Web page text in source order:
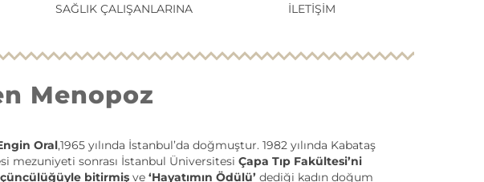
SAĞLIK ÇALIŞANLARINA İLETIŞIM
Menopoz
Oral,1965 yılında İstanbul’da doğmuştur. 1982 yılında Kabataş
mezuniyeti sonrası İstanbul Üniversitesi Çapa Tıp Fakültesi’ni
bitirmiş ve ‘Hayatımın Ödülü’ dediği kadın doğum